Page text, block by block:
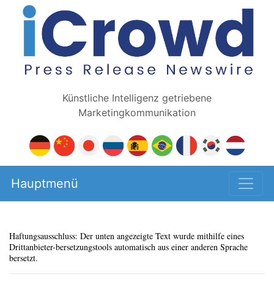
Künstliche Intelligenz getriebene
Marketingkommunikation
Hauptmenü
Haftungsausschluss: Der unten angezeigte Text wurde mithilfe eines
Drittanbieter-bersetzungstools automatisch aus einer anderen Sprache
bersetzt.